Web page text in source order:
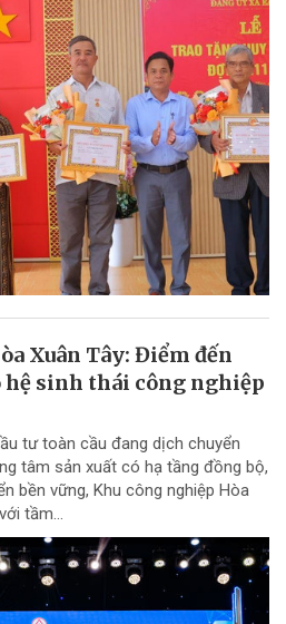
Xuân Tây: Điểm đến
sinh thái công nghiệp
tư toàn cầu đang dịch chuyển
tâm sản xuất có hạ tầng đồng bộ,
bền vững, Khu công nghiệp Hòa
tầm...